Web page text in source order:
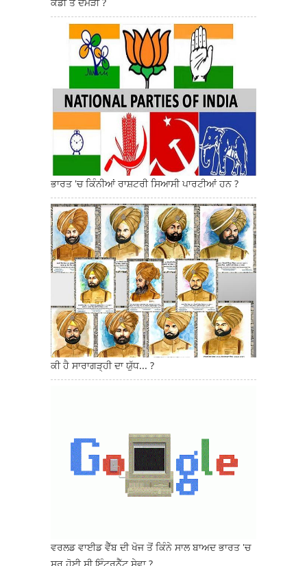
ਭਾਰਤ 'ਚ ਕਿੰਨੀਆਂ ਰਾਸ਼ਟਰੀ ਸਿਆਸੀ ਪਾਰਟੀਆਂ ਹਨ ?
ਕੀ ਹੈ ਸਾਰਾਗੜ੍ਹੀ ਦਾ ਯੁੱਧ... ?
ਵਰਲਡ ਵਾਈਡ ਵੈੱਬ ਦੀ ਖੋਜ ਤੋਂ ਕਿੰਨੇ ਸਾਲ ਬਾਅਦ ਭਾਰਤ 'ਚ
ਸ਼ੁਰੂ ਹੋਈ ਸੀ ਇੰਟਰਨੈੱਟ ਸੇਵਾ ?